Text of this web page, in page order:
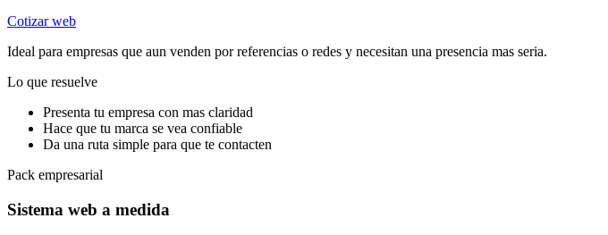
Cotizar web
Ideal para empresas que aun venden por referencias o redes y necesitan una presencia mas seria.
Lo que resuelve
Presenta tu empresa con mas claridad
Hace que tu marca se vea confiable
Da una ruta simple para que te contacten
Pack empresarial
Sistema web a medida